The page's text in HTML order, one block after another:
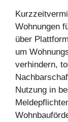
Wohnungen
über
um
verhindern,
Nutzung in